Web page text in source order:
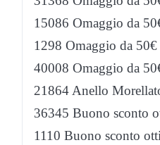
15086 Omaggio da
1298 Omaggio da
40008 Omaggio da
21864 Anello
36345 Buono sconto
1110 Buono sconto